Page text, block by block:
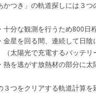
かつき」の軌道探しには３つ
分な観測を行うため800日
星を回る間、連続して日陰
陽光で充電するバッテリ
を逃がす放熱材の部分に太
３つをクリアする軌道計算